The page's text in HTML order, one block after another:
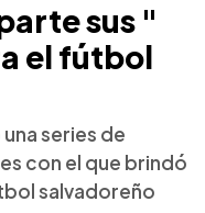
sus "
el fútbol
series de
con el que brindó
salvadoreño